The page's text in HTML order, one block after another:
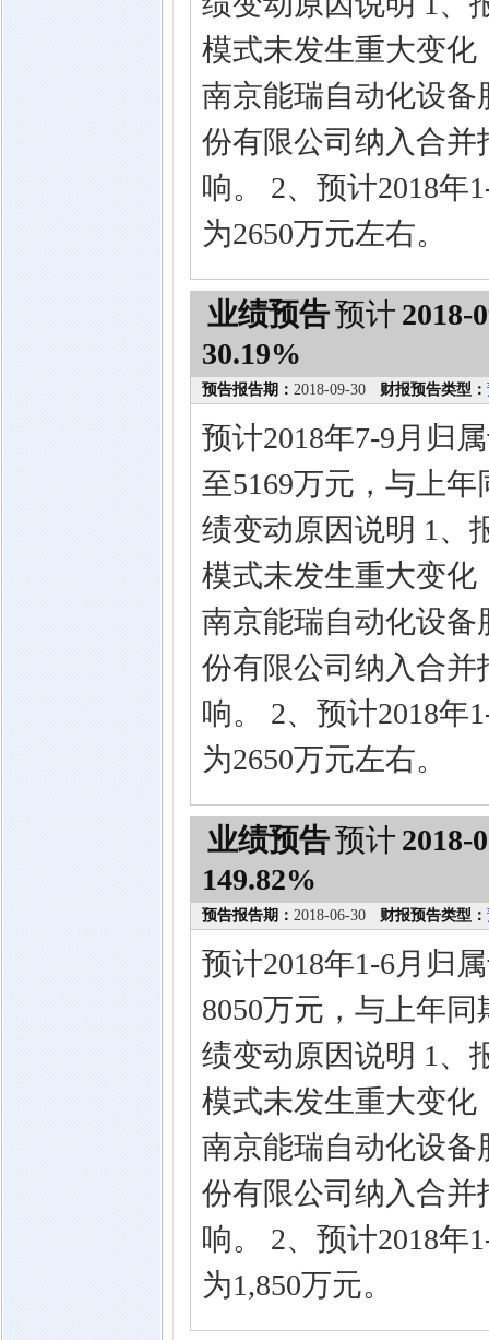
模式未发生重大变化
南京能瑞自动化设
份有限公司纳入合
响。 2、预计2018年
为2650万元左右。
业绩预告预计 2018-
30.19%
预告报告期： 2018-09-30 财报预告类型：
预计2018年7-9月归
至5169万元，与上年
绩变动原因说明 1、
模式未发生重大变化
南京能瑞自动化设
份有限公司纳入合
响。 2、预计2018年
为2650万元左右。
业绩预告预计 2018-
149.82%
预告报告期： 2018-06-30 财报预告类型：
预计2018年1-6月归
8050万元，与上年同
绩变动原因说明 1、
模式未发生重大变化
南京能瑞自动化设
份有限公司纳入合
响。 2、预计2018年
为1,850万元。